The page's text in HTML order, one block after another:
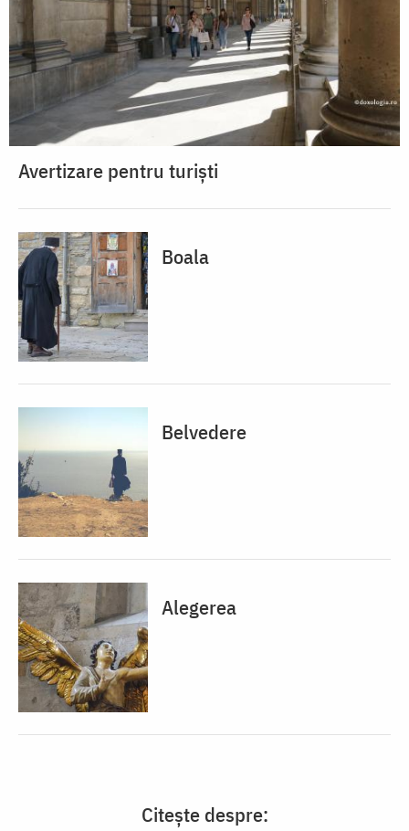
Avertizare pentru turiști
Boala
Belvedere
Alegerea
Citește despre: